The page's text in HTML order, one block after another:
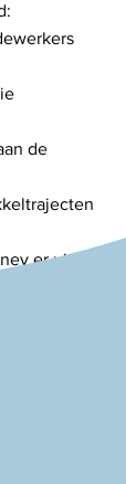
de
er uit?